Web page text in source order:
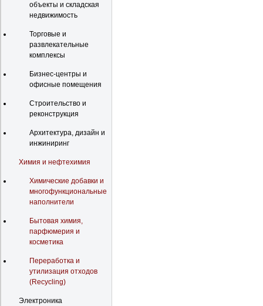
объекты и складская
недвижимость
Торговые и
развлекательные
комплексы
Бизнес-центры и
офисные помещения
Строительство и
реконструкция
Архитектура, дизайн и
инжиниринг
Химия и нефтехимия
Химические добавки и
многофункциональные
наполнители
Бытовая химия,
парфюмерия и
косметика
Переработка и
утилизация отходов
(Recycling)
Электроника